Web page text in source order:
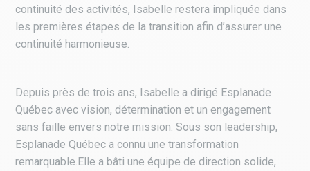
continuité des activités, Isabelle restera impliquée dans
les premières étapes de la transition afin d’assurer une
continuité harmonieuse.
Depuis près de trois ans, Isabelle a dirigé Esplanade
Québec avec vision, détermination et un engagement
sans faille envers notre mission. Sous son leadership,
Esplanade Québec a connu une transformation
remarquable.Elle a bâti une équipe de direction solide,